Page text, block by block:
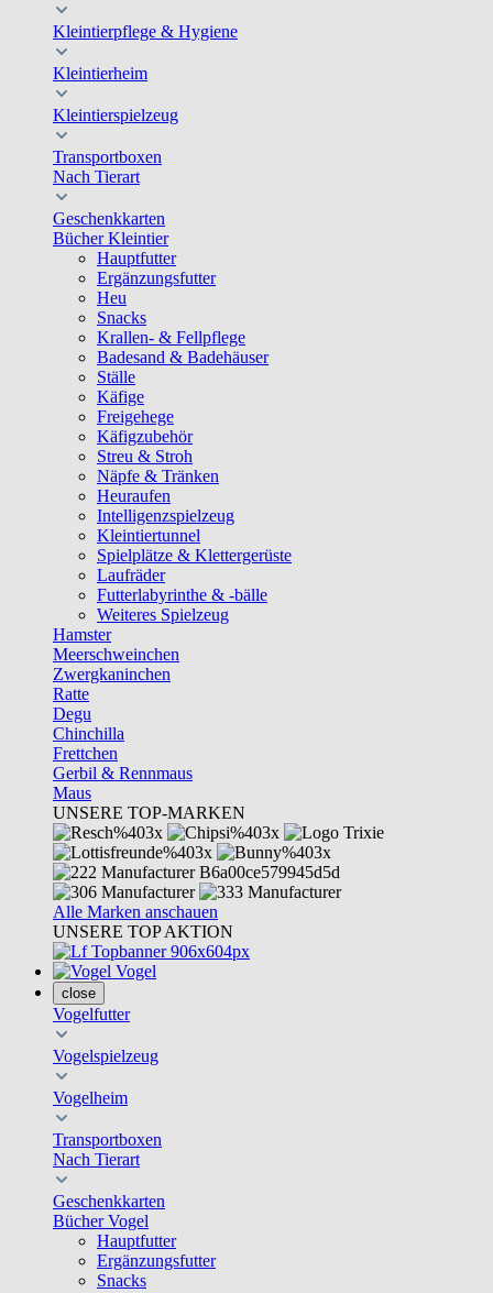
Kleintierpflege & Hygiene
Kleintierheim
Kleintierspielzeug
Transportboxen
Nach Tierart
Geschenkkarten
Bücher Kleintier
Hauptfutter
Ergänzungsfutter
Heu
Snacks
Krallen- & Fellpflege
Badesand & Badehäuser
Ställe
Käfige
Freigehege
Käfigzubehör
Streu & Stroh
Näpfe & Tränken
Heuraufen
Intelligenzspielzeug
Kleintiertunnel
Spielplätze & Klettergerüste
Laufräder
Futterlabyrinthe & -bälle
Weiteres Spielzeug
Hamster
Meerschweinchen
Zwergkaninchen
Ratte
Degu
Chinchilla
Frettchen
Gerbil & Rennmaus
Maus
UNSERE TOP-MARKEN
Alle Marken anschauen
UNSERE TOP AKTION
Vogel
close
Vogelfutter
Vogelspielzeug
Vogelheim
Transportboxen
Nach Tierart
Geschenkkarten
Bücher Vogel
Hauptfutter
Ergänzungsfutter
Snacks